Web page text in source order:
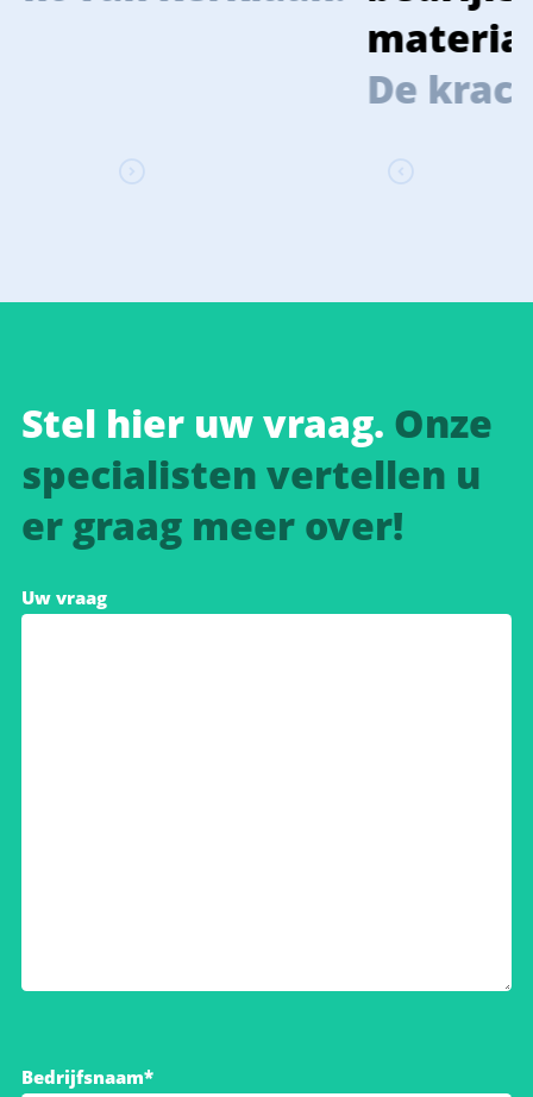
materialen en machines.
De kracht van Kerklaan.
Stel hier uw vraag. Onze
specialisten vertellen u
er graag meer over!
Uw vraag
Bedrijfsnaam*